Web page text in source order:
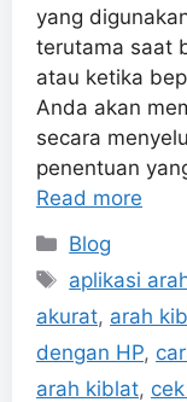
yang
terutama saat
atau ketika
Anda akan
secara
penentuan
Read more
Categories
Blog
Tags
aplikasi
akurat, arah
dengan HP,
arah kiblat,